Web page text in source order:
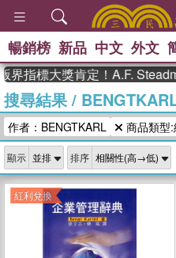
熱搜
父
推薦
念華
孩：
暢銷榜 新品 中文 外文
界指標大獎肯定！A.F.
搜尋結果/
作者：BENGTKARL
商品類型
顯示 排序
紅利兌換